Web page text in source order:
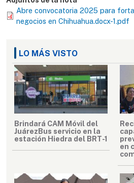
Abre convocatoria 2025 para
negocios en Chihuahua.docx-1.pdf
LO MÁS VISTO
Brindará CAM Móvil del
JuárezBus servicio en la
estación Hiedra del BRT-1
en